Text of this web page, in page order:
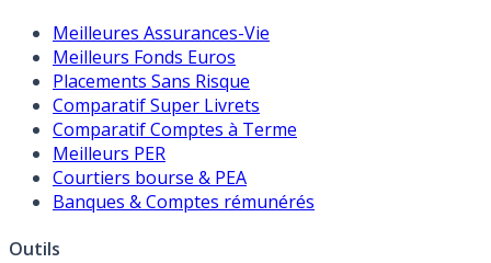
Meilleures Assurances-Vie
Meilleurs Fonds Euros
Placements Sans Risque
Comparatif Super Livrets
Comparatif Comptes à Terme
Meilleurs PER
Courtiers bourse & PEA
Banques & Comptes rémunérés
Outils